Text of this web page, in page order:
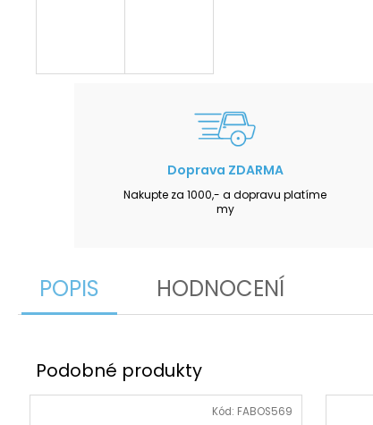
Doprava ZDARMA
Nakupte za 1000,- a dopravu platíme
my
POPIS HODNOCENÍ
Kód: FABOS569